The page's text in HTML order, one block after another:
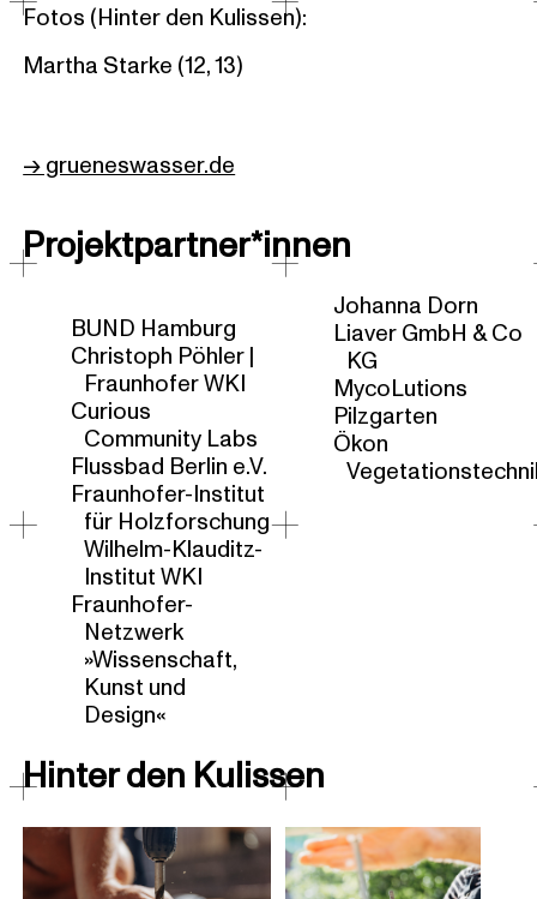
→ grueneswasser.de
Fotos (Hinter den Kulissen):
Martha Starke (12, 13)
Projektpartner*innen
BUND Hamburg
Christoph Pöhler |
Fraunhofer WKI
Curious
Community Labs
Flussbad Berlin e.V.
Fraunhofer-Institut
für Holzforschung
Wilhelm-Klauditz-
Institut WKI
Fraunhofer-
Netzwerk
»Wissenschaft,
Kunst und
Design«
Johanna Dorn
Liaver GmbH & Co
KG
MycoLutions
Pilzgarten
Ökon
Hinter den Kulissen